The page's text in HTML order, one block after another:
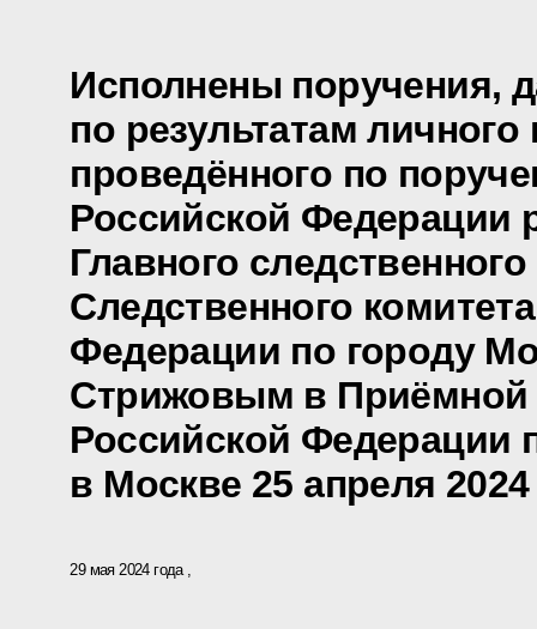
Исполнены поручения,
по результатам
проведённого по
Российской Федерации
Главного
Следственного
Федерации по городу
Стрижовым в Приёмной
Российской Федерации
в Москве 25 апреля 2024
29 мая 2024 года